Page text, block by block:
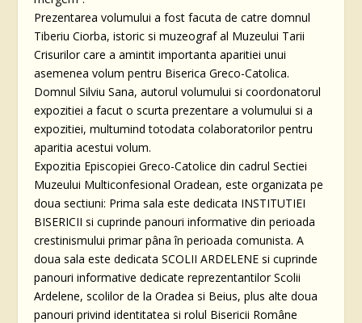
Prezentarea volumului a fost facuta de catre domnul
Tiberiu Ciorba, istoric si muzeograf al Muzeului Tarii
Crisurilor care a amintit importanta aparitiei unui
asemenea volum pentru Biserica Greco-Catolica.
Domnul Silviu Sana, autorul volumului si coordonatorul
expozitiei a facut o scurta prezentare a volumului si a
expozitiei, multumind totodata colaboratorilor pentru
aparitia acestui volum.
Expozitia Episcopiei Greco-Catolice din cadrul Sectiei
Muzeului Multiconfesional Oradean, este organizata pe
doua sectiuni: Prima sala este dedicata INSTITUTIEI
BISERICII si cuprinde panouri informative din perioada
crestinismului primar pâna în perioada comunista. A
doua sala este dedicata SCOLII ARDELENE si cuprinde
panouri informative dedicate reprezentantilor Scolii
Ardelene, scolilor de la Oradea si Beius, plus alte doua
panouri privind identitatea si rolul Bisericii Române